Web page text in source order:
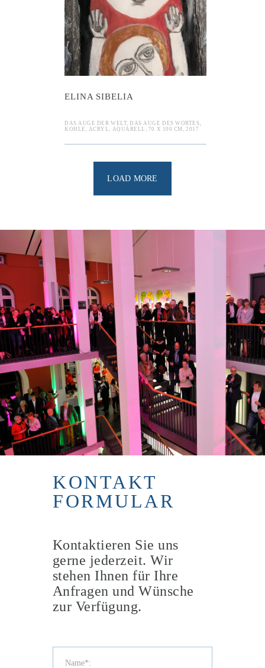
ELINA SIBELIA
DAS AUGE DER WELT, DAS AUGE DES WORTES,
KOHLE, ACRYL, AQUARELL, 70 X 100 CM, 2017
LOAD MORE
KONTAKT
FORMULAR
Kontaktieren Sie uns
gerne jederzeit. Wir
stehen Ihnen für Ihre
Anfragen und Wünsche
zur Verfügung.